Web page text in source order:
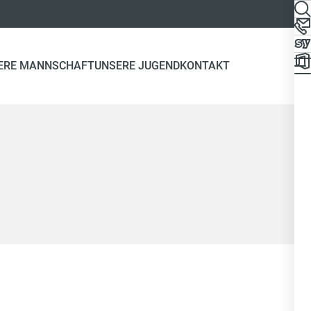
MANNSCHAFTUNSERE JUGENDKONTAKT